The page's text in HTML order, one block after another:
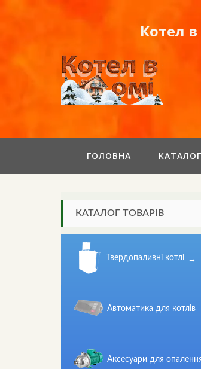
Котел
ГОЛОВНА
КАТАЛОГ ТОВАРІВ
Твердопаливні котлі
Автоматика для котлів
Аксесуари для